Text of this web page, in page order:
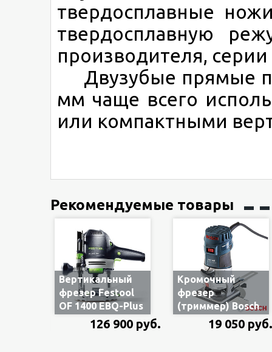
твердосплавные
твердосплавную
производителя,
Двузубые прямые
мм чаще всего
или компактными
Рекомендуемые товары
Вертикальный
фрезер Festool
OF 1400 EBQ-Plus
574341/576207, в
126 900 руб.
Кромочный
фрезер
(триммер) Bosch
GKF 600
060160A100, 600
19 050 руб.